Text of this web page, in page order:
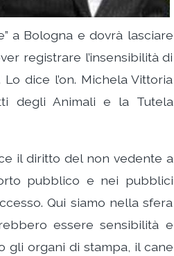
a Bologna e dovrà lasciare
registrare l’insensibilità di
dice l’on. Michela Vittoria
degli Animali e la Tutela
il diritto del non vedente a
pubblico e nei pubblici
Qui siamo nella sfera
essere sensibilità e
gli organi di stampa, il cane